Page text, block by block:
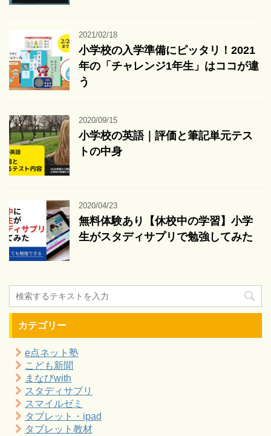
2021/02/18
小学校の入学準備にピッタリ！2021
年の「チャレンジ1年生」はココが違
う
2020/09/15
小学校の英語｜評価と筆記単元テス
トの中身
2020/04/23
無料体験あり【休校中の学習】小学
生がスタディサプリで勉強してみた
カテゴリー
e点ネット塾
こども新聞
まなびwith
スタディサプリ
スマイルゼミ
タブレット・ipad
タブレット教材